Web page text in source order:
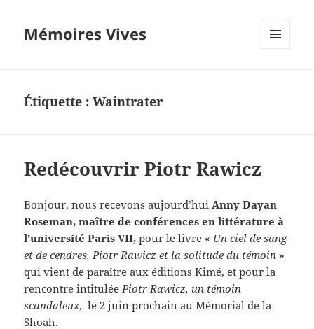
Mémoires Vives
Étiquette :Waintrater
Redécouvrir Piotr Rawicz
Bonjour, nous recevons aujourd’huiAnny Dayan
Roseman, maître de conférences en littérature à
l’université Paris VII,pour le livre « Un ciel de sang
et de cendres, Piotr Rawicz et la solitude du témoin »
qui vient de paraître aux éditions Kimé, et pour la
rencontre intituléePiotr Rawicz, un témoin
scandaleux, le 2 juin prochain au Mémorial de la
Shoah.